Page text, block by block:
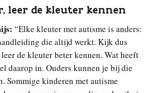
leer de kleuter kennen
“Elke kleuter met autisme is anders:
die altijd werkt. Kijk dus
leer de kleuter beter kennen. Wat heeft
daarop in. Ouders kunnen je bij die
Sommige kinderen met autisme